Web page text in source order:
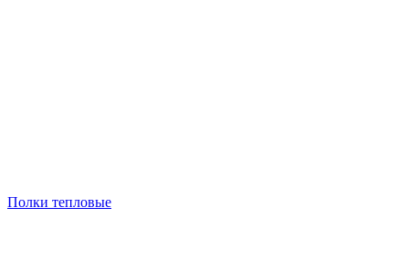
Полки тепловые